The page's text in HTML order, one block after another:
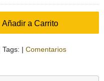
Añadir a Carrito
Tags: | Comentarios